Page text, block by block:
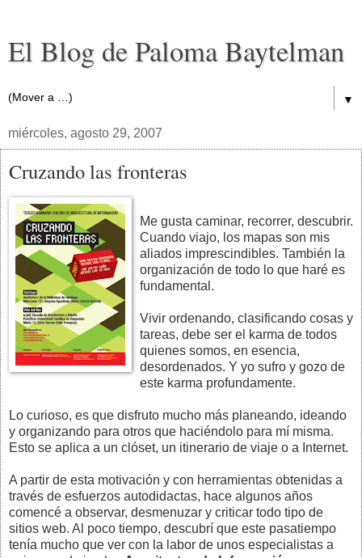
El Blog de Paloma Baytelman
▼
miércoles, agosto 29, 2007
Cruzando las fronteras
Me gusta caminar, recorrer, descubrir.
Cuando viajo, los mapas son mis
aliados imprescindibles. También la
organización de todo lo que haré es
fundamental.
Vivir ordenando, clasificando cosas y
tareas, debe ser el karma de todos
quienes somos, en esencia,
desordenados. Y yo sufro y gozo de
este karma profundamente.
Lo curioso, es que disfruto mucho más planeando, ideando
y organizando para otros que haciéndolo para mí misma.
Esto se aplica a un clóset, un itinerario de viaje o a Internet.
A partir de esta motivación y con herramientas obtenidas a
través de esfuerzos autodidactas, hace algunos años
comencé a observar, desmenuzar y criticar todo tipo de
sitios web. Al poco tiempo, descubrí que este pasatiempo
tenía mucho que ver con la labor de unos especialistas a